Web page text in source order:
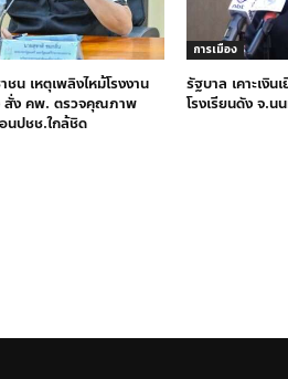
น เหตุเพลิงไหม้โรงงาน
สั่ง คพ. ตรวจคุณภาพ
นปชช.ใกล้ชิด
การเมือง
รัฐบาล เคาะเงิ
โรงเรียนดัง จ.น